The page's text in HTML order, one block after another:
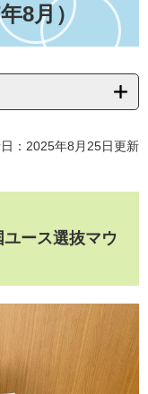
8月）
：2025年8月25日更新
ース選抜マウ